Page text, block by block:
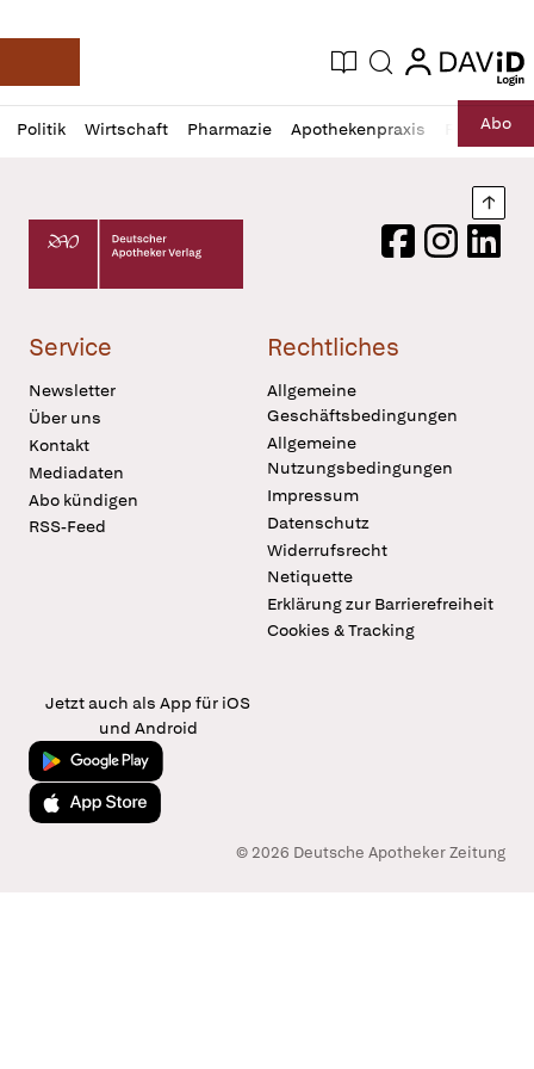
Deutsche Apotheker Zeitung
Aktuelle Ausgabe
Suche login
login
Politik Wirtschaft Pharmazie Apothekenpraxis RechtAbo
Profil
öffnen
Daz
Pur
Deutscher Apotheker Verlag Logo
FacebookInstagram
Service
Newsletter
Über uns
Kontakt
Mediadaten
Abo kündigen
RSS-Feed
Rechtliches
Allgemeine
Geschäftsbedingungen
Allgemeine
Nutzungsbedingungen
Impressum
Datenschutz
Widerrufsrecht
Netiquette
Erklärung zur Barrierefreiheit
Cookies & Tracking
Jetzt auch als App für iOS
und Android
Jetzt bei Google Play
Laden im App Store
© 2026 Deutsche Apotheker Zeitung